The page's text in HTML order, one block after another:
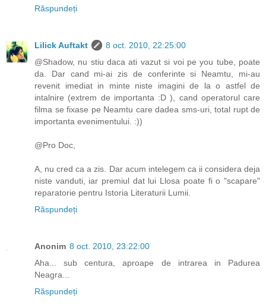
Răspundeți
Lilick Auftakt
8 oct. 2010, 22:25:00
@Shadow, nu stiu daca ati vazut si voi pe you tube, poate
da. Dar cand mi-ai zis de conferinte si Neamtu, mi-au
revenit imediat in minte niste imagini de la o astfel de
intalnire (extrem de importanta :D ), cand operatorul care
filma se fixase pe Neamtu care dadea sms-uri, total rupt de
importanta evenimentului. :))
@Pro Doc,
A, nu cred ca a zis. Dar acum intelegem ca ii considera deja
niste vanduti, iar premiul dat lui Llosa poate fi o "scapare"
reparatorie pentru Istoria Literaturii Lumii.
Răspundeți
Anonim 8 oct. 2010, 23:22:00
Aha... sub centura, aproape de intrarea in Padurea
Neagra...
Răspundeți